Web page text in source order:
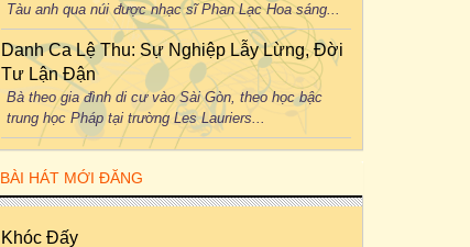
Tàu anh qua núi được nhạc sĩ Phan Lạc Hoa sáng...
Danh Ca Lệ Thu: Sự Nghiệp Lẫy Lừng, Đời
Tư Lận Đận
Bà theo gia đình di cư vào Sài Gòn, theo học bậc
trung học Pháp tại trường Les Lauriers...
BÀI HÁT MỚI ĐĂNG
Khóc Đấy